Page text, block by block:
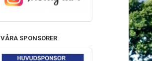
VÅRA SPONSORER